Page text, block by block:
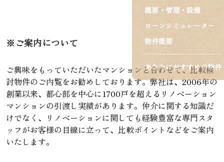
概要・管理・設備
ローンシミュレーター
物件概要
あなたにおすすめの物件
※ご案内について
ご興味をもっていただいたマンションと合わせて、比較検
討物件のご内覧をお勧めしております。弊社は、2006年の
創業以来、都心部を中心に1700戸を超えるリノベーション
マンションの引渡し実績があります。仲介に関する知識だ
けでなく、リノベーションに関しても経験豊富な専門スタ
ッフがお客様の目線に立って、比較ポイントなどをご案内
いたします。